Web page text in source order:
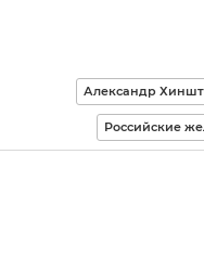
Александр
Российские